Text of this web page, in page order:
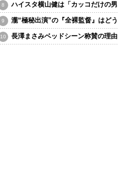
ハイスタ横山健は「カッコだけの男
瀧“極秘出演”の『全裸監督』はど
長澤まさみベッドシーン称賛の理由